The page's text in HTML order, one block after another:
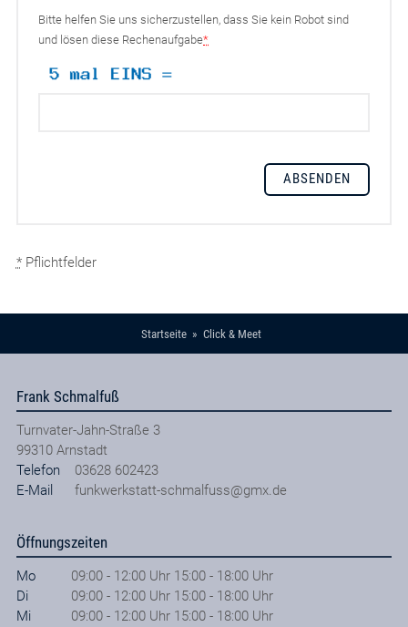
Bitte helfen Sie uns sicherzustellen, dass Sie kein Robot sind
und lösen diese Rechenaufgabe*
*Pflichtfelder
Startseite Click & Meet
Frank Schmalfuß
Turnvater-Jahn-Straße 3
99310 Arnstadt
Telefon
03628 602423
E-Mail
funkwerkstatt-schmalfuss@gmx.de
Öffnungszeiten
Mo
09:00 - 12:00 Uhr 15:00 - 18:00 Uhr
Di
09:00 - 12:00 Uhr 15:00 - 18:00 Uhr
Mi
09:00 - 12:00 Uhr 15:00 - 18:00 Uhr